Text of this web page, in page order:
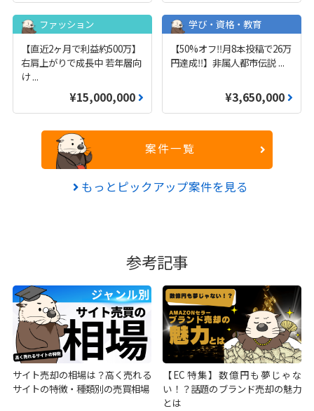
ファッション
【直近2ヶ月で利益約500万】
右肩上がりで成長中 若年層向
け...
¥15,000,000
学び・資格・教育
【50%オフ‼️月8本投稿で26万
円達成‼️】非属人都市伝説 ...
¥3,650,000
案件一覧
もっとピックアップ案件を見る
参考記事
サイト売却の相場は？高く売れる
サイトの特徴・種類別の売買相場
【EC特集】数億円も夢じゃな
い！？話題のブランド売却の魅力
とは